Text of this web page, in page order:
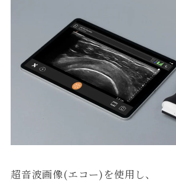
超音波画像(エコー)を使用し、